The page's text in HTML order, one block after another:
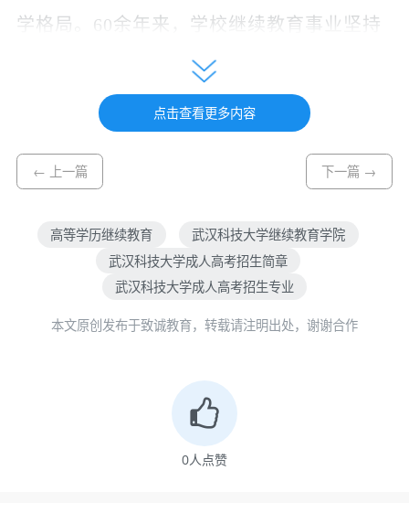
学格局。60余年来，学校继续教育事业坚持
面向经济社会发展需要，累计为社会各行各
业培养了10万余名合格人才，为构建全民终
身学习教育体系和学习型社会做出了积极贡
献。
专业名称
学费标
准（元/
报考类
别
考试科目
2250
2250
点击查看更多内容
← 上一篇 下一篇 →
高等学历继续教育
武汉科技大学继续教育学院
武汉科技大学成人高考招生简章
武汉科技大学成人高考招生专业
本文原创发布于致诚教育，转载请注明出处，谢谢合作
0人点赞